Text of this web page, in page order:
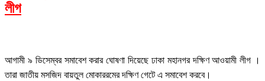
লীগ
আগামী ৯ ডিসেম্বর সমাবেশ করার ঘোষণা দিয়েছে ঢাকা মহানগর দক্ষিণ আওয়ামী লীগ ।
তারা জাতীয় মসজিদ বায়তুল মোকাররমের দক্ষিণ গেটে এ সমাবেশ করবে।